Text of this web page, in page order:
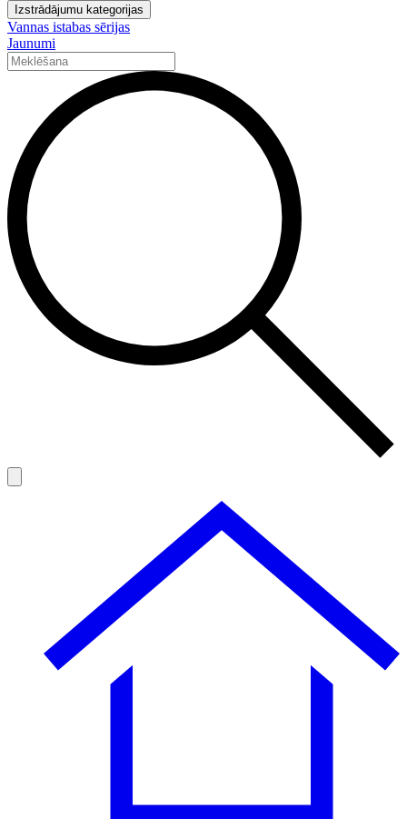
Izstrādājumu kategorijas
Vannas istabas sērijas
Jaunumi